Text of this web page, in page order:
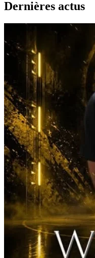
Dernières actus